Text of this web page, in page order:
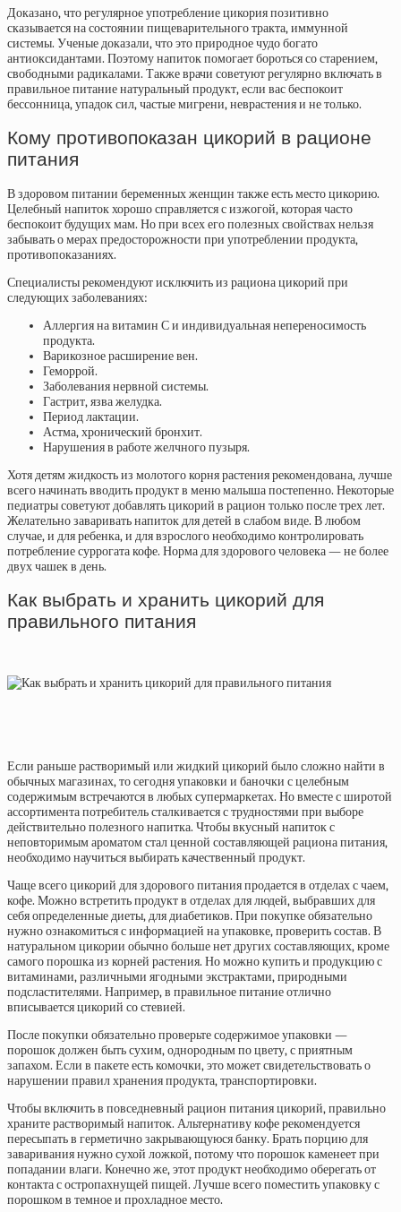
Доказано, что регулярное употребление цикория позитивно
сказывается на состоянии пищеварительного тракта, иммунной
системы. Ученые доказали, что это природное чудо богато
антиоксидантами. Поэтому напиток помогает бороться со старением,
свободными радикалами. Также врачи советуют регулярно включать в
правильное питание натуральный продукт, если вас беспокоит
бессонница, упадок сил, частые мигрени, неврастения и не только.
Кому противопоказан цикорий в рационе
питания
В здоровом питании беременных женщин также есть место цикорию.
Целебный напиток хорошо справляется с изжогой, которая часто
беспокоит будущих мам. Но при всех его полезных свойствах нельзя
забывать о мерах предосторожности при употреблении продукта,
противопоказаниях.
Специалисты рекомендуют исключить из рациона цикорий при
следующих заболеваниях:
Аллергия на витамин С и индивидуальная непереносимость
продукта.
Варикозное расширение вен.
Геморрой.
Заболевания нервной системы.
Гастрит, язва желудка.
Период лактации.
Астма, хронический бронхит.
Нарушения в работе желчного пузыря.
Хотя детям жидкость из молотого корня растения рекомендована, лучше
всего начинать вводить продукт в меню малыша постепенно. Некоторые
педиатры советуют добавлять цикорий в рацион только после трех лет.
Желательно заваривать напиток для детей в слабом виде. В любом
случае, и для ребенка, и для взрослого необходимо контролировать
потребление суррогата кофе. Норма для здорового человека — не более
двух чашек в день.
Как выбрать и хранить цикорий для
правильного питания
Если раньше растворимый или жидкий цикорий было сложно найти в
обычных магазинах, то сегодня упаковки и баночки с целебным
содержимым встречаются в любых супермаркетах. Но вместе с широтой
ассортимента потребитель сталкивается с трудностями при выборе
действительно полезного напитка. Чтобы вкусный напиток с
неповторимым ароматом стал ценной составляющей рациона питания,
необходимо научиться выбирать качественный продукт.
Чаще всего цикорий для здорового питания продается в отделах с чаем,
кофе. Можно встретить продукт в отделах для людей, выбравших для
себя определенные диеты, для диабетиков. При покупке обязательно
нужно ознакомиться с информацией на упаковке, проверить состав. В
натуральном цикории обычно больше нет других составляющих, кроме
самого порошка из корней растения. Но можно купить и продукцию с
витаминами, различными ягодными экстрактами, природными
подсластителями. Например, в правильное питание отлично
вписывается цикорий со стевией.
После покупки обязательно проверьте содержимое упаковки —
порошок должен быть сухим, однородным по цвету, с приятным
запахом. Если в пакете есть комочки, это может свидетельствовать о
нарушении правил хранения продукта, транспортировки.
Чтобы включить в повседневный рацион питания цикорий, правильно
храните растворимый напиток. Альтернативу кофе рекомендуется
пересыпать в герметично закрывающуюся банку. Брать порцию для
заваривания нужно сухой ложкой, потому что порошок каменеет при
попадании влаги. Конечно же, этот продукт необходимо оберегать от
контакта с остропахнущей пищей. Лучше всего поместить упаковку с
порошком в темное и прохладное место.